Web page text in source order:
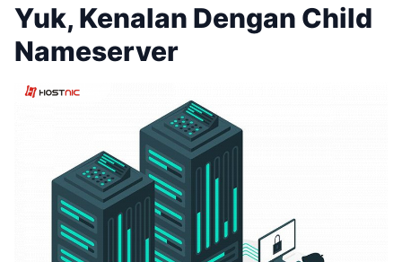
Yuk, Kenalan Dengan Child
Nameserver